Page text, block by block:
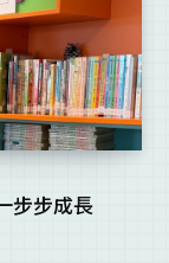
步步成長